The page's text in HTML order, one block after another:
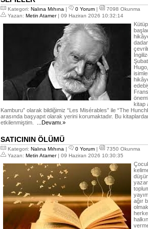
Kategori: Nalına Mıhına | 0 Yorum |
7098 Okunma
Yazan: Metin Atamer| 09 Haziran 2026 10:32:14
kitap
Kamburu” olarak bildiğimiz “Les Misérables” ile “The
arasında başyapıt olarak yerini korumaktadır. Bu
etkilenmiştim.
...Devamı.»
SATICININ ÖLÜMÜ
Kategori: Nalına Mıhına | 0 Yorum |
7350 Okunma
Yazan: Metin Atamer| 09 Haziran 2026 10:30:35
ağır